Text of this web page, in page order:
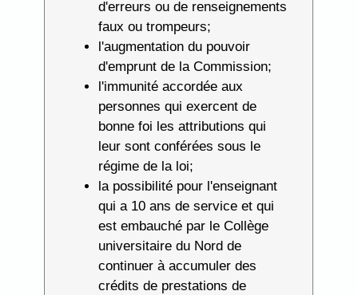
d'erreurs ou de renseignements
faux ou trompeurs;
l'augmentation du pouvoir
d'emprunt de la Commission;
l'immunité accordée aux
personnes qui exercent de
bonne foi les attributions qui
leur sont conférées sous le
régime de la loi;
la possibilité pour l'enseignant
qui a 10 ans de service et qui
est embauché par le Collège
universitaire du Nord de
continuer à accumuler des
crédits de prestations de